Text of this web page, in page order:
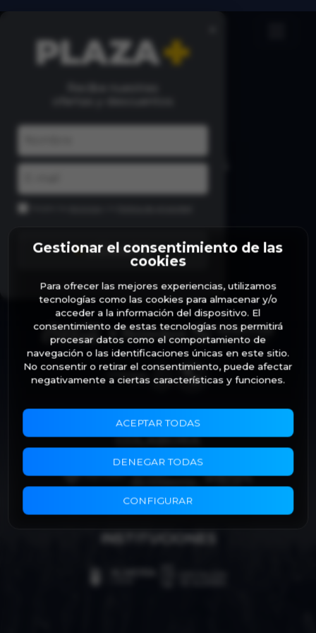
Gestionar el consentimiento de las
cookies
Para ofrecer las mejores experiencias, utilizamos
tecnologías como las cookies para almacenar y/o
acceder a la información del dispositivo. El
consentimiento de estas tecnologías nos permitirá
procesar datos como el comportamiento de
navegación o las identificaciones únicas en este sitio.
No consentir o retirar el consentimiento, puede afectar
negativamente a ciertas características y funciones.
ACEPTAR TODAS
DENEGAR TODAS
CONFIGURAR
+SÚMATE
MÁS CONCIERTOS
PATROCINA
COLABORA
INSTITUCIONES